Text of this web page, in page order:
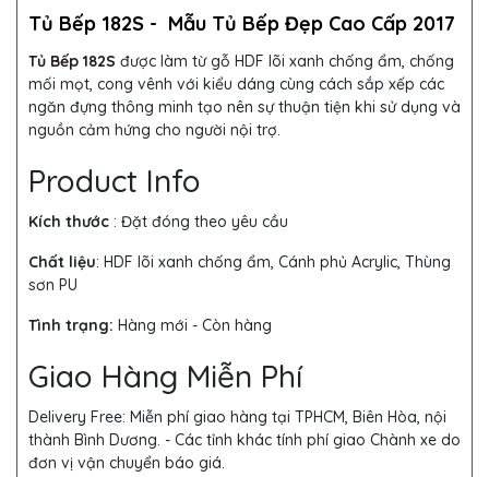
Tủ Bếp 182S - Mẫu Tủ Bếp Đẹp Cao Cấp 2017
Tủ Bếp 182S được làm từ gỗ HDF lõi xanh chống ẩm, chống
mối mọt, cong vênh với kiểu dáng cùng cách sắp xếp các
ngăn đựng thông minh tạo nên sự thuận tiện khi sử dụng và
nguồn cảm hứng cho người nội trợ.
Product Info
Kích thước : Đặt đóng theo yêu cầu
Chất liệu: HDF lõi xanh chống ẩm, Cánh phủ Acrylic, Thùng
sơn PU
Tình trạng: Hàng mới - Còn hàng
Giao Hàng Miễn Phí
Delivery Free: Miễn phí giao hàng tại TPHCM, Biên Hòa, nội
thành Bình Dương. - Các tỉnh khác tính phí giao Chành xe do
đơn vị vận chuyển báo giá.